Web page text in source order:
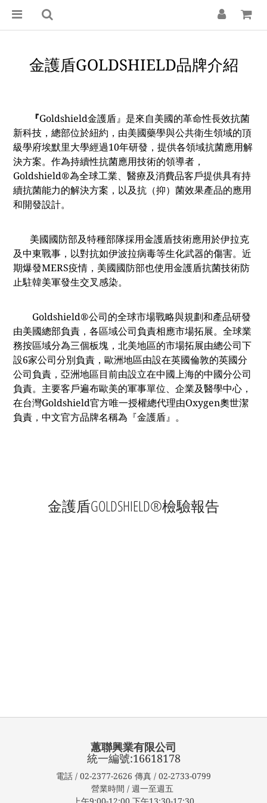
金護盾GOLDSHIELD品牌介紹
『Goldshield金護盾』是來自美國的革命性長效抗菌
新科技， 總部位於紐約， 由美國藥學與公共衛生領域的頂
級學府埃默里大學經過10年研發，提供各領域抗菌應用解
決方案。作為持續性抗菌應用技術的領導者，
Goldshield®為全球工業、醫療及消費品客戶提供具有持
續抗菌能力的解決方案，以及抗（抑）菌效果產品的應用
和開發設計。
美國國防部及特種部隊採用金護盾技術應用於伊拉克
及中東戰事，以對抗如伊波拉病毒等生化武器的傷害。近
期爆發MERS疫情，美國國防部也使用金護盾抗菌技術防
止駐韓美軍發生交叉感染。
Goldshield®公司的全球市場戰略與規劃和產品研發
由美國總部負責，各區域公司負責相應市場拓展。全球業
務按區域分為三個板塊，北美地區的市場拓展由總公司下
設6家公司分別負責，歐洲地區由設在英國倫敦的英國分
公司負責，亞洲地區目前由設立在中國上海的中國分公司
負責。主要客戶遍布歐美的軍事單位、企業及醫學中心，
在台灣Goldshield官方唯一授權總代理由Oxygen奧世潔
負責，中文官方品牌名稱為『金護盾』。
金護盾GOLDSHIELD®檢驗報告
蕙聯興業有限公司
統一編號:16618178
電話 / 02-2377-2626 傳真 / 02-2733-0799
營業時間 / 週一至週五